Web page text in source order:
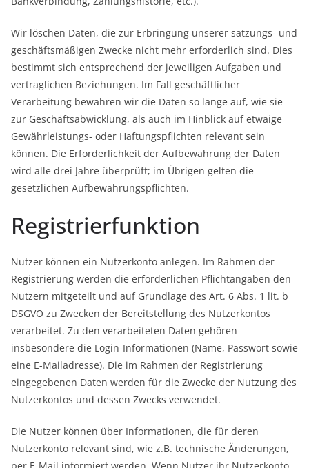
Wir löschen Daten, die zur Erbringung unserer satzungs- und
geschäftsmäßigen Zwecke nicht mehr erforderlich sind. Dies
bestimmt sich entsprechend der jeweiligen Aufgaben und
vertraglichen Beziehungen. Im Fall geschäftlicher
Verarbeitung bewahren wir die Daten so lange auf, wie sie
zur Geschäftsabwicklung, als auch im Hinblick auf etwaige
Gewährleistungs- oder Haftungspflichten relevant sein
können. Die Erforderlichkeit der Aufbewahrung der Daten
wird alle drei Jahre überprüft; im Übrigen gelten die
gesetzlichen Aufbewahrungspflichten.
Registrierfunktion
Nutzer können ein Nutzerkonto anlegen. Im Rahmen der
Registrierung werden die erforderlichen Pflichtangaben den
Nutzern mitgeteilt und auf Grundlage des Art. 6 Abs. 1 lit. b
DSGVO zu Zwecken der Bereitstellung des Nutzerkontos
verarbeitet. Zu den verarbeiteten Daten gehören
insbesondere die Login-Informationen (Name, Passwort sowie
eine E-Mailadresse). Die im Rahmen der Registrierung
eingegebenen Daten werden für die Zwecke der Nutzung des
Nutzerkontos und dessen Zwecks verwendet.
Die Nutzer können über Informationen, die für deren
Nutzerkonto relevant sind, wie z.B. technische Änderungen,